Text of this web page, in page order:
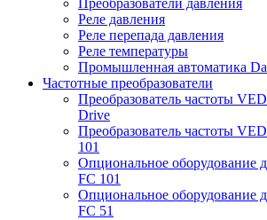
Преобразователи давления
Реле давления
Реле перепада давления
Реле температуры
Промышленная автоматика
Частотные преобразователи
Преобразователь частоты
Drive
Преобразователь частоты
101
Опциональное оборудование
FC 101
Опциональное оборудование
FC 51